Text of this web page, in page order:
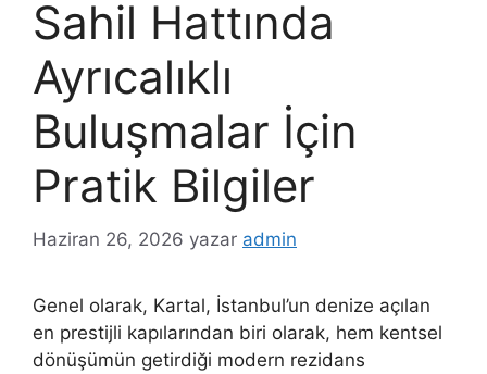
Sahil Hattında
Ayrıcalıklı
Buluşmalar İçin
Pratik Bilgiler
Haziran 26, 2026 yazar admin
Genel olarak, Kartal, İstanbul’un denize açılan
en prestijli kapılarından biri olarak, hem kentsel
dönüşümün getirdiği modern rezidans